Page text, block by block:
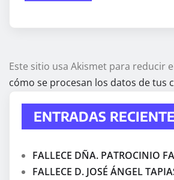
Este sitio usa Akismet para reducir
cómo se procesan los datos de tus
ENTRADAS
FALLECE DÑA. PATROCINIO
FALLECE D. JOSÉ ÁNGEL